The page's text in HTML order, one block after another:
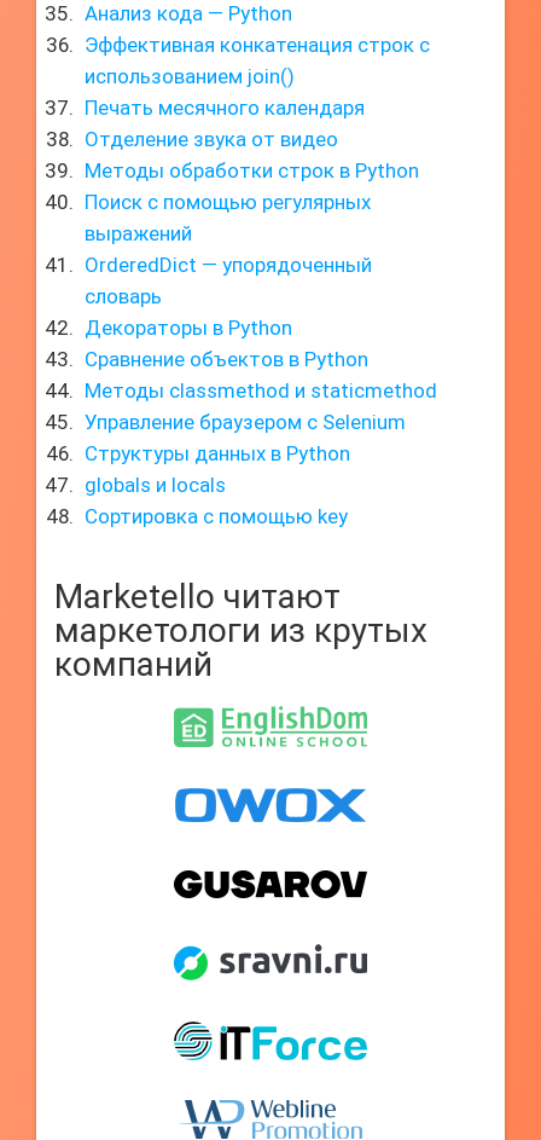
Анализ кода — Python
Эффективная конкатенация строк с
использованием join()
Печать месячного календаря
Отделение звука от видео
Методы обработки строк в Python
Поиск с помощью регулярных
выражений
OrderedDict — упорядоченный
словарь
Декораторы в Python
Сравнение объектов в Python
Методы classmethod и staticmethod
Управление браузером с Selenium
Структуры данных в Python
globals и locals
Сортировка с помощью key
Marketello читают
маркетологи из крутых
компаний